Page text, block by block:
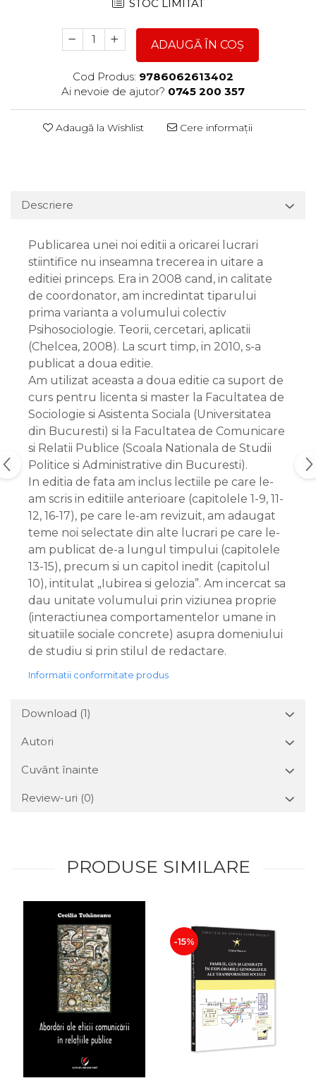
STOC LIMITAT
ADAUGĂ ÎN COȘ
Cod Produs: 9786062613402
Ai nevoie de ajutor? 0745 200 357
Adaugă la Wishlist Cere informații
Descriere
Publicarea unei noi editii a oricarei lucrari
stiintifice nu inseamna trecerea in uitare a
editiei princeps. Era in 2008 cand, in calitate
de coordonator, am incredintat tiparului
prima varianta a volumului colectiv
Psihosociologie. Teorii, cercetari, aplicatii
(Chelcea, 2008). La scurt timp, in 2010, s-a
publicat a doua editie.
Am utilizat aceasta a doua editie ca suport de
curs pentru licenta si master la Facultatea de
Sociologie si Asistenta Sociala (Universitatea
din Bucuresti) si la Facultatea de Comunicare
si Relatii Publice (Scoala Nationala de Studii
Politice si Administrative din Bucuresti).
In editia de fata am inclus lectiile pe care le-
am scris in editiile anterioare (capitolele 1-9, 11-
12, 16-17), pe care le-am revizuit, am adaugat
teme noi selectate din alte lucrari pe care le-
am publicat de-a lungul timpului (capitolele
13-15), precum si un capitol inedit (capitolul
10), intitulat „Iubirea si gelozia”. Am incercat sa
dau unitate volumului prin viziunea proprie
(interactiunea comportamentelor umane in
situatiile sociale concrete) asupra domeniului
de studiu si prin stilul de redactare.
Informatii conformitate produs
Download (1)
Autori
Cuvânt înainte
Review-uri (0)
PRODUSE SIMILARE
-15%